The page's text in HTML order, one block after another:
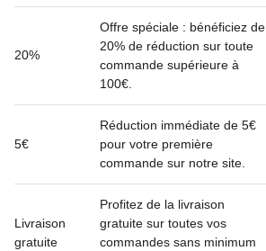
20%
Offre spéciale : bénéficiez de
20% de réduction sur toute
commande supérieure à
100€.
5€
Réduction immédiate de 5€
pour votre première
commande sur notre site.
Livraison
gratuite
Profitez de la livraison
gratuite sur toutes vos
commandes sans minimum